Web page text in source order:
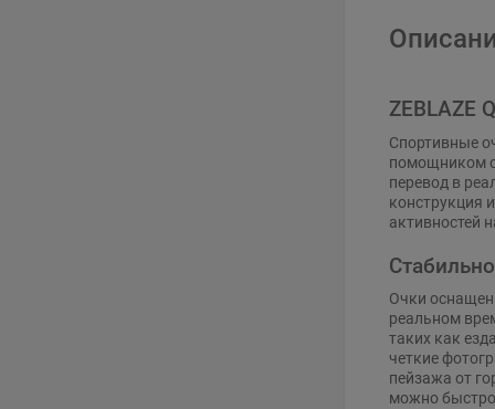
ZEBLAZE
Спортивные
помощником
перевод в
конструкция
активностей
Очки
реальном
таких как
четкие
пейзажа от
можно